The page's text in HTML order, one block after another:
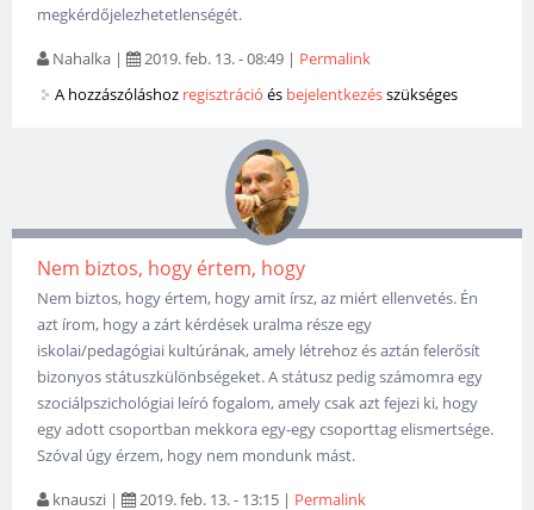
megkérdőjelezhetetlenségét.
Nahalka | 2019. feb. 13. - 08:49 | Permalink
A hozzászóláshoz regisztráció és bejelentkezésszükséges
Nem biztos, hogy értem, hogy
Nem biztos, hogy értem, hogy amit írsz, az miért ellenvetés. Én
azt írom, hogy a zárt kérdések uralma része egy
iskolai/pedagógiai kultúrának, amely létrehoz és aztán felerősít
bizonyos státuszkülönbségeket. A státusz pedig számomra egy
szociálpszichológiai leíró fogalom, amely csak azt fejezi ki, hogy
egy adott csoportban mekkora egy-egy csoporttag elismertsége.
Szóval úgy érzem, hogy nem mondunk mást.
knauszi | 2019. feb. 13. - 13:15 | Permalink